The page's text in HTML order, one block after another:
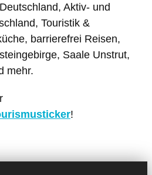
Aktiv- und
Touristik &
barrierefrei Reisen,
Saale Unstrut,
mehr.
!